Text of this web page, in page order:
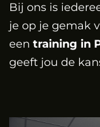
Bij ons is
je op je gemak
een training in
geeft jou de